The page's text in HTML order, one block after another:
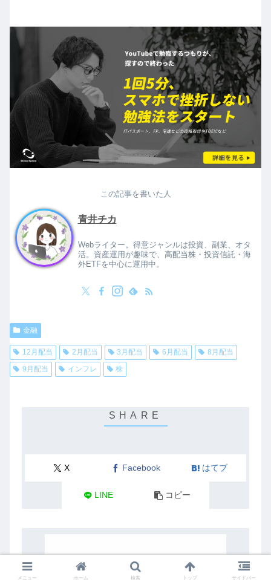
この記事を書いた人
青井チカ
Webライター。得意ジャンルは投資、副業、オタ
活。資産運用が趣味で、高配当株・投資信託・海
外ETFを中心に運用中。
金融
12月配当 2月配当 3月配当 6月配当
8月配当
9月配当
インフレ 株
X Facebook はてブ
LINE コピー
メニュー ホーム 検索 トップ サイドバー